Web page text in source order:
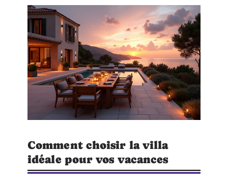
Comment choisir la villa
idéale pour vos vacances